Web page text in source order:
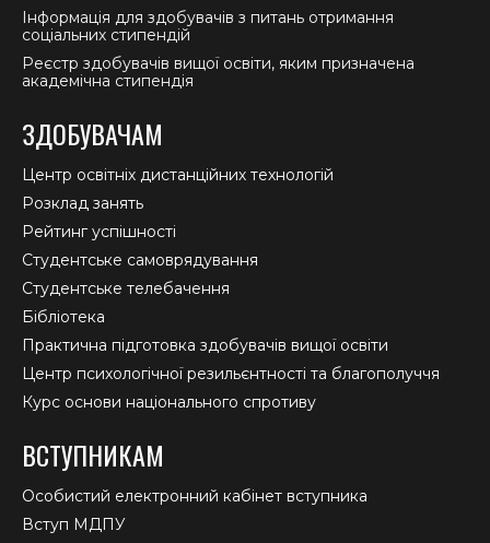
Інформація для здобувачів з питань отримання
соціальних стипендій
Реєстр здобувачів вищої освіти, яким призначена
академічна стипендія
ЗДОБУВАЧАМ
Центр освітніх дистанційних технологій
Розклад занять
Рейтинг успішності
Студентське самоврядування
Студентське телебачення
Бібліотека
Практична підготовка здобувачів вищої освіти
Центр психологічної резильєнтності та благополуччя
Курс основи національного спротиву
ВСТУПНИКАМ
Особистий електронний кабінет вступника
Вступ МДПУ